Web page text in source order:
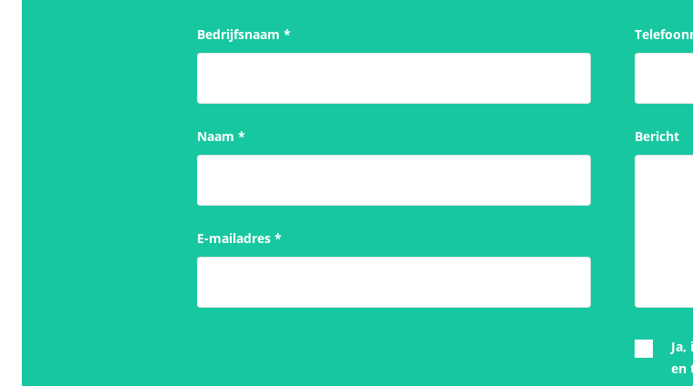
Bedrijfsnaam *
Naam *
E-mailadres *
Bericht
en